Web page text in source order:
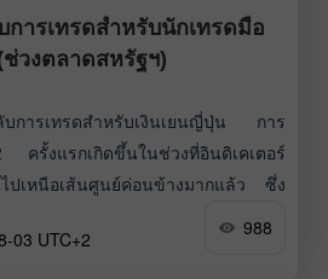
การเทรดสำหรับนักเทรดมือ
วงตลาดสหรัฐฯ)
ลับการเทรดสำหรับเงินเยนญี่ปุ่น การ
รั้งแรกเกิดขึ้นในช่วงที่อินดิเคเตอร์
ปเหนือเส้นศูนย์ค่อนข้างมากแล้ว ซึ่ง
เงินนี้ การทดสอบระดับ 157.02 ครั้ง
No. 2 ทำงาน
03 UTC+2
988